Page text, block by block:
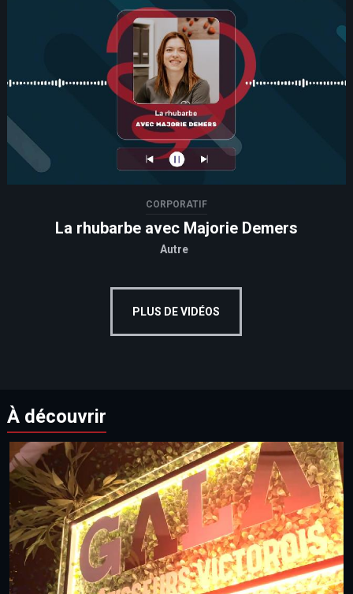
CORPORATIF
La rhubarbe avec Majorie Demers
Autre
PLUS DE VIDÉOS
À découvrir